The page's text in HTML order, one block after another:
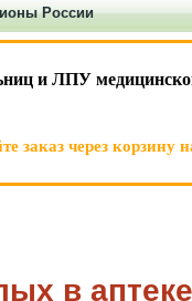
России
и ЛПУ
заказ через корзину
в аптеке